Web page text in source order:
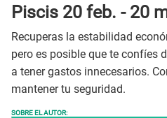
Piscis 20 feb. - 20
Recuperas la estabilidad
pero es posible que te confíes
a tener gastos innecesarios.
mantener tu seguridad.
SOBRE EL AUTOR: